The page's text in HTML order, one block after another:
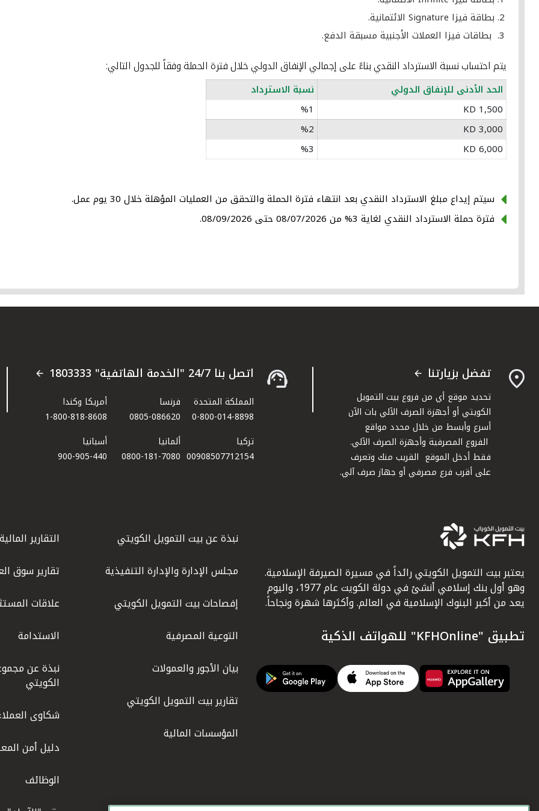
بطاقة فيزا Signature الائتمانية.
بطاقات فيزا العملات الأجنبية مسبقة الدفع.
يتم احتساب نسبة الاسترداد النقدي بناءً على إجمالي الإنفاق الدولي خلال فترة الحملة وفقاً للجدول التالي:
الحد الأدنى للإنفاق الدولي
نسبة الاسترداد
KD 1,500
%1
KD 3,000
%2
KD 6,000
%3
سيتم إيداع مبلغ الاسترداد النقدي بعد انتهاء فترة الحملة والتحقق من العمليات المؤهلة خلال 30 يوم عمل.
فترة حملة الاسترداد النقدي لغاية 3% من 08/07/2026 حتى 08/09/2026.
تفضل بزيارتنا
تحديد موقع أي من فروع بيت التمويل
الكويتي أو أجهزة الصرف الآلي بات الآن
أسرع وأبسط من خلال محدد مواقع
الفروع المصرفية وأجهزة الصرف الآلي.
فقط أدخل الموقع القريب منك وتعرف
على أقرب فرع مصرفي أو جهاز صرف آلي.
اتصل بنا 24/7 "الخدمة الهاتفية" 1803333
المملكة المتحدة
0-800-014-8898
فرنسا
0805-086620
أمريكا وكندا
1-800-818-8608
تركيا
00908507712154​
ألمانيا
0800-181-7080
أسبانيا
900-905-440
يعتبر بيت التمويل الكويتي رائداً في مسيرة الصيرفة الإسلامية.
وهو أول بنك إسلامي أنشئ في دولة الكويت عام 1977، واليوم
يعد من أكبر البنوك الإسلامية في العالم. وأكثرها شهرة ونجاحاً.
تطبيق "KFHOnline" للهواتف الذكية
نبذة عن بيت التمويل الكويتي
مجلس الإدارة والإدارة التنفيذية
إفصاحات بيت التمويل الكويتي
التوعية المصرفية
بيان الأجور والعمولات
تقارير بيت التمويل الكويتي
المؤسسات المالية
التقارير المالية
تقارير سوق
علاقات
الاستدامة
نبذة عن
الكويتي
شكاوى
دليل أمن
الوظائف